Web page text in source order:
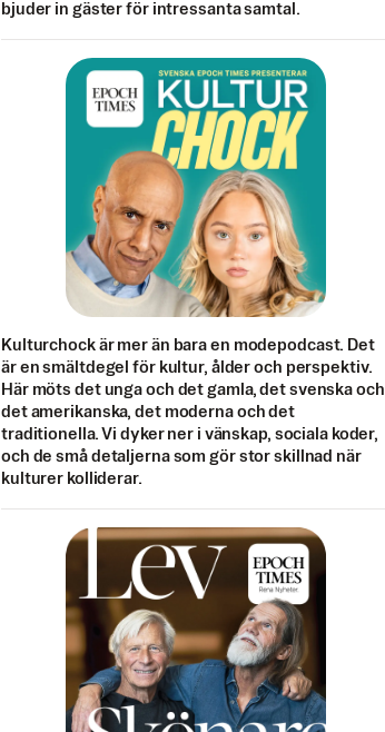
bjuder in gäster för intressanta samtal.
Kulturchock är mer än bara en modepodcast. Det
är en smältdegel för kultur, ålder och perspektiv.
Här möts det unga och det gamla, det svenska och
det amerikanska, det moderna och det
traditionella. Vi dyker ner i vänskap, sociala koder,
och de små detaljerna som gör stor skillnad när
kulturer kolliderar.